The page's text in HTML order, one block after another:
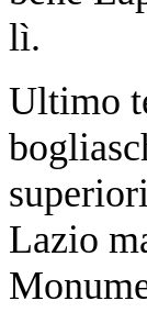
lì.
Ultimo
Lazio